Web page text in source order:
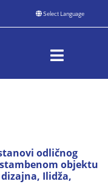
odličnog
objektu
Ilidža,